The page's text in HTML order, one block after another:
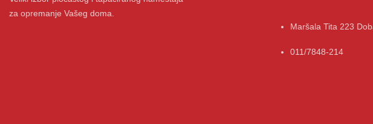
za opremanje Vašeg doma.
Maršala Tita 223
011/7848-214